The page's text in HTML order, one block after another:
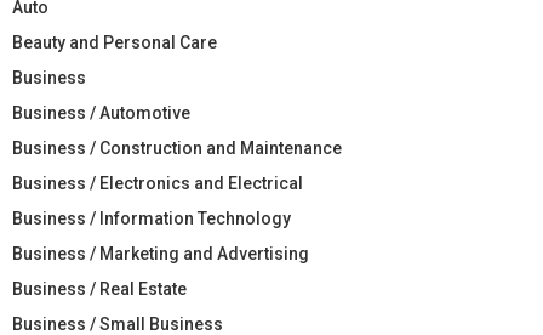
Auto
Beauty and Personal Care
Business
Business / Automotive
Business / Construction and Maintenance
Business / Electronics and Electrical
Business / Information Technology
Business / Marketing and Advertising
Business / Real Estate
Business / Small Business